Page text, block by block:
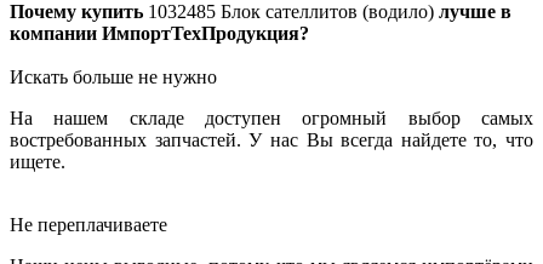
Почему купить 1032485 Блок сателлитов (водило) лучше в
компании ИмпортТехПродукция?
Искать больше не нужно
На нашем складе доступен огромный выбор самых
востребованных запчастей. У нас Вы всегда найдете то, что
ищете.
Не переплачиваете